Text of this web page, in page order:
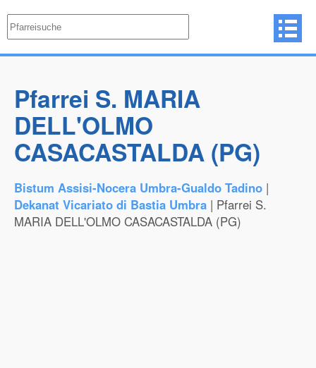
Pfarrei S. MARIA
DELL'OLMO
CASACASTALDA (PG)
Bistum Assisi-Nocera Umbra-Gualdo Tadino |
Dekanat Vicariato di Bastia Umbra | Pfarrei S.
MARIA DELL'OLMO CASACASTALDA (PG)